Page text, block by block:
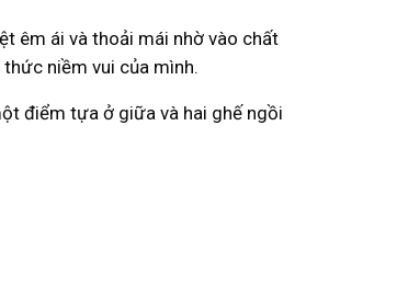
êm ái và thoải mái nhờ vào chất
niềm vui của mình.
điểm tựa ở giữa và hai ghế ngồi